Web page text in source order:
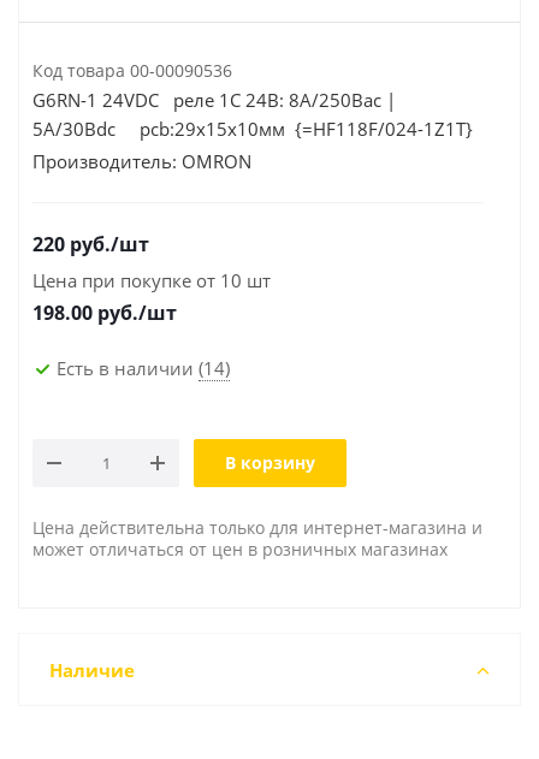
Код товара 00-00090536
G6RN-1 24VDC реле 1C 24В: 8А/250Вac |
5А/30Вdc pcb:29х15х10мм {=HF118F/024-1Z1T}
Производитель: OMRON
220 руб./шт
Цена при покупке от 10 шт
198.00 руб./шт
Есть в наличии (14)
В корзину
Цена действительна только для интернет-магазина и
может отличаться от цен в розничных магазинах
Наличие